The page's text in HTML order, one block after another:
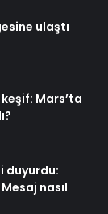
ulaştı
Mars’ta
duyurdu:
nasıl